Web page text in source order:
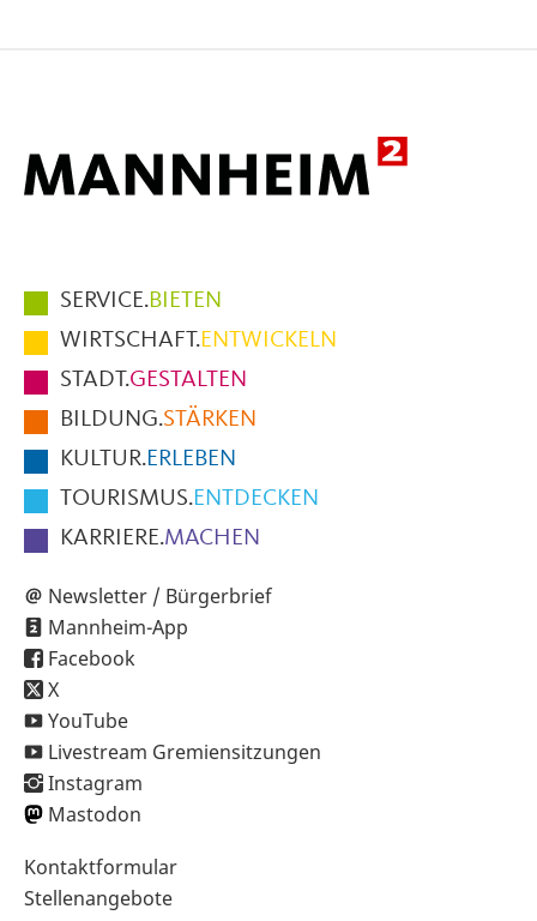
Hauptmenüpunkte
im
Fußbereich
der
Seite
SERVICE.BIETEN
WIRTSCHAFT.ENTWICKELN
STADT.GESTALTEN
BILDUNG.STÄRKEN
KULTUR.ERLEBEN
TOURISMUS.ENTDECKEN
KARRIERE.MACHEN
Newsletter / Bürgerbrief
Mannheim-App
Facebook
X
YouTube
Livestream Gremiensitzungen
Instagram
Mastodon
Sekundärnavigation
im
Kontaktformular
Stellenangebote